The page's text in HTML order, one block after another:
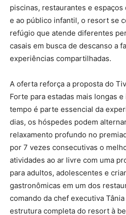
piscinas, restaurantes e
e ao público infantil, o resort se
refúgio que atende diferentes
casais em busca de descanso a
experiências compartilhadas.
A oferta reforça a proposta do
Forte para estadas mais longas
tempo é parte essencial da
dias, os hóspedes podem
relaxamento profundo no
por 7 vezes consecutivas o
atividades ao ar livre com uma
para adultos, adolescentes e
gastronômicas em um dos
comando da chef executiva
estrutura completa do resort à